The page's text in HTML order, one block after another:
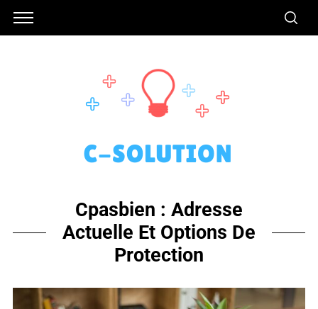
Cpasbien : Adresse
Actuelle Et Options De
Protection